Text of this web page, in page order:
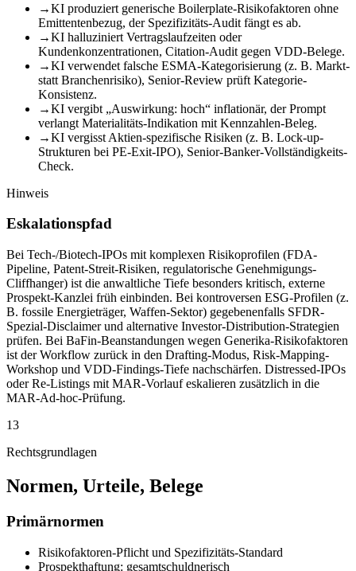
→KI produziert generische Boilerplate-Risikofaktoren ohne
Emittentenbezug, der Spezifizitäts-Audit fängt es ab.
→KI halluziniert Vertragslaufzeiten oder
Kundenkonzentrationen, Citation-Audit gegen VDD-Belege.
→KI verwendet falsche ESMA-Kategorisierung (z. B. Markt-
statt Branchenrisiko), Senior-Review prüft Kategorie-
Konsistenz.
→KI vergibt „Auswirkung: hoch“ inflationär, der Prompt
verlangt Materialitäts-Indikation mit Kennzahlen-Beleg.
→KI vergisst Aktien-spezifische Risiken (z. B. Lock-up-
Strukturen bei PE-Exit-IPO), Senior-Banker-Vollständigkeits-
Check.
Hinweis
Eskalationspfad
Bei Tech-/Biotech-IPOs mit komplexen Risikoprofilen (FDA-
Pipeline, Patent-Streit-Risiken, regulatorische Genehmigungs-
Cliffhanger) ist die anwaltliche Tiefe besonders kritisch, externe
Prospekt-Kanzlei früh einbinden. Bei kontroversen ESG-Profilen (z.
B. fossile Energieträger, Waffen-Sektor) gegebenenfalls SFDR-
Spezial-Disclaimer und alternative Investor-Distribution-Strategien
prüfen. Bei BaFin-Beanstandungen wegen Generika-Risikofaktoren
ist der Workflow zurück in den Drafting-Modus, Risk-Mapping-
Workshop und VDD-Findings-Tiefe nachschärfen. Distressed-IPOs
oder Re-Listings mit MAR-Vorlauf eskalieren zusätzlich in die
MAR-Ad-hoc-Prüfung.
13
Rechtsgrundlagen
Normen, Urteile, Belege
Primärnormen
Risikofaktoren-Pflicht und Spezifizitäts-Standard
Prospekthaftung: gesamtschuldnerisch